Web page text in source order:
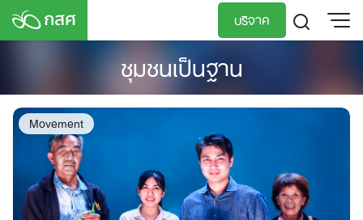
Skip
บริจาค
ชุมชนเป็นฐาน
Movement